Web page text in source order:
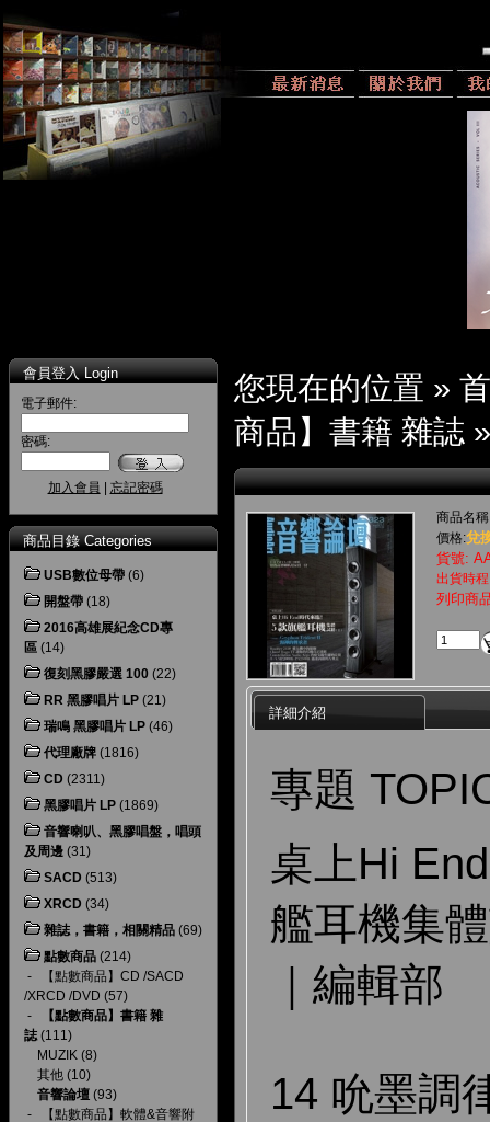
會員登入 Login
電子郵件:
密碼:
加入會員 忘記密碼
商品目錄 Categories
USB數位母帶 (6)
開盤帶 (18)
2016高雄展紀念CD專
區 (14)
復刻黑膠嚴選 100 (22)
RR 黑膠唱片 LP (21)
瑞鳴 黑膠唱片 LP (46)
代理廠牌 (1816)
CD (2311)
黑膠唱片 LP (1869)
音響喇叭、黑膠唱盤，唱頭
及周邊 (31)
SACD (513)
XRCD (34)
雜誌，書籍，相關精品 (69)
點數商品 (214)
-
【點數商品】CD /SACD
/XRCD /DVD (57)
-
【點數商品】書籍 雜
誌(111)
MUZIK (8)
其他 (10)
音響論壇 (93)
-
【點數商品】軟體&音響附
您現在的位置 »
商品】書籍 雜誌
商品名
價格:兌
貨號:
出貨時
列印商
詳細介紹
專題
桌上Hi
艦耳機集
｜編輯部
14 吮墨調